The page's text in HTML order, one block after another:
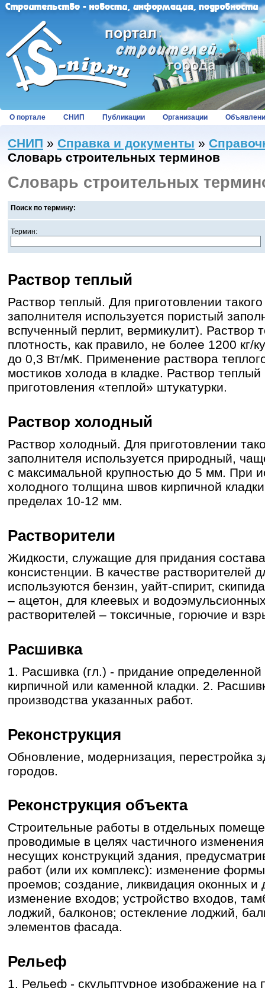
О портале СНИП Публикации Организации
СНИП » Справка и документы »
Словарь строительных терминов
Словарь строительных
Поиск по термину:
Термин:
Раствор теплый
Раствор теплый. Для приготовлении
заполнителя используется пористый
вспученный перлит, вермикулит).
плотность, как правило, не более 1200 кг/
до 0,3 Вт/мК. Применение раствора
мостиков холода в кладке. Раствор теплый
приготовления «теплой» штукатурки.
Раствор холодный
Раствор холодный. Для приготовлении
заполнителя используется природный,
с максимальной крупностью до 5 мм. При
холодного толщина швов кирпичной
пределах 10-12 мм.
Растворители
Жидкости, служащие для придания
консистенции. В качестве растворителей
используются бензин, уайт-спирит,
– ацетон, для клеевых и
растворителей – токсичные, горючие и
Расшивка
1. Расшивка (гл.) - придание
кирпичной или каменной кладки. 2.
производства указанных работ.
Реконструкция
Обновление, модернизация, перестройка
городов.
Реконструкция объекта
Строительные работы в отдельных
проводимые в целях частичного
несущих конструкций здания,
работ (или их комплекс): изменение
проемов; создание, ликвидация оконных и
изменение входов; устройство входов,
лоджий, балконов; остекление лоджий,
элементов фасада.
Рельеф
1. Рельеф - скульптурное изображение на